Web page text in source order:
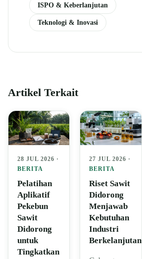
ISPO & Keberlanjutan
Teknologi & Inovasi
Artikel Terkait
28 JUL 2026 ·
BERITA
Pelatihan
Aplikatif
Pekebun
Sawit
Didorong
untuk
Tingkatkan
27 JUL 2026 ·
BERITA
Riset Sawit
Didorong
Menjawab
Kebutuhan
Industri
Berkelanjutan